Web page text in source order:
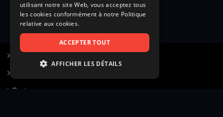
Poster une annonce
utilisant notre site Web, vous acceptez tous
les cookies conformément à notre Politique
relative aux cookies.
ACCEPTER TOUT
AFFICHER LES DÉTAILS